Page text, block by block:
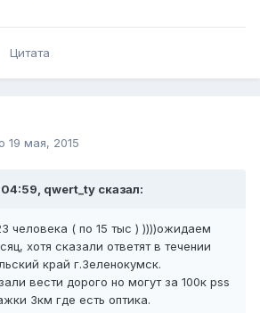
Цитата
19 мая, 2015
qwert_ty сказал:
человека ( по 15 тыс ) ))))ожидаем
хотя сказали ответят в течении
край г.Зеленокумск.
вести дорого но могут за 100к pss
3км где есть оптика.